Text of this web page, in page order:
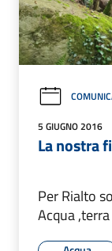
5 GIUGNO 2016
La nostra
Per Rialto
Acqua